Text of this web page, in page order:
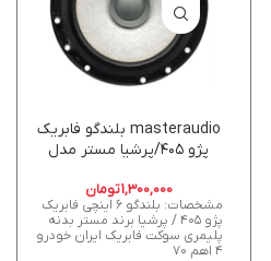
masteraudio بلندگو فابریک
پژو ۴۰۵/پرشیا مستر مدل
1,300,000تومان
مشخصات: بلندگو ۶ اینچی فابریک
پژو ۴۰۵ / پرشیا برند مستر بدنه
پلیمری سوکت فابریک ایران خودرو
۴ اهم ۷۰